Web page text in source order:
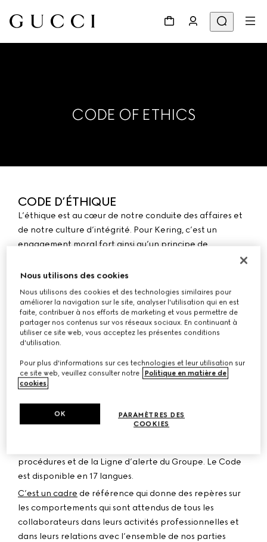
CODE OF ETHICS
CODE D’ÉTHIQUE
L’éthique est au cœur de notre conduite des affaires et
de notre culture d’intégrité. Pour Kering, c’est un
engagement moral fort ainsi qu’un principe de
nos activités. Cette culture de l’intégrité repose sur le
respect des lois et réglementations, et sur l’adhésion
quotidienne de chaque collaboratrice et collaborateur
aux valeurs du Groupe. Kering maintient une politique
de « tolérance zéro » à l’égard de tout fait de
corruption et de toutes violations de ses principes
d’intégrité.
Depuis 2005, remplaçant la Charte éthique établie dès
1996, le Code d’éthique de Kering décrit les grands
principes qui encadrent et guident les actions du
Groupe au quotidien. Notre dernière version du Code
procédures et de la Ligne d’alerte du Groupe. Le Code
est disponible en 17 langues.
C’est un cadre de référence qui donne des repères sur
les comportements qui sont attendus de tous les
collaborateurs dans leurs activités professionnelles et
dans leurs relations avec l’ensemble de nos parties
Nous utilisons des cookies
Nous utilisons des cookies et des technologies similaires pour
améliorer la navigation sur le site, analyser l'utilisation qui en est
faite, contribuer à nos efforts de marketing et vous permettre de
partager nos contenus sur vos réseaux sociaux. En continuant à
utiliser ce site web, vous acceptez les présentes conditions
d'utilisation.
Pour plus d'informations sur ces technologies et leur utilisation sur
ce site web, veuillez consulter notre
Politique en matière de
cookies.
PARAMÈTRES DES
COOKIES
OK